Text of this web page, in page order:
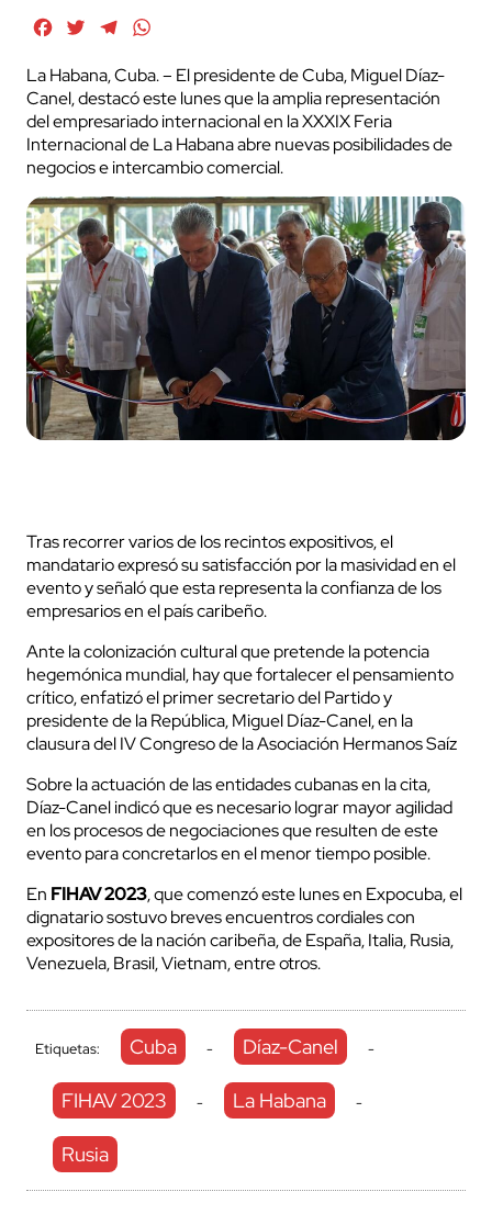
FacebookTwitterTelegram
La Habana, Cuba. – El presidente de Cuba, Miguel Díaz-
Canel, destacó este lunes que la amplia representación
del empresariado internacional en la XXXIX Feria
Internacional de La Habana abre nuevas posibilidades de
negocios e intercambio comercial.
Tras recorrer varios de los recintos expositivos, el
mandatario expresó su satisfacción por la masividad en el
evento y señaló que esta representa la confianza de los
empresarios en el país caribeño.
Ante la colonización cultural que pretende la potencia
hegemónica mundial, hay que fortalecer el pensamiento
crítico, enfatizó el primer secretario del Partido y
presidente de la República, Miguel Díaz-Canel, en la
clausura del IV Congreso de la Asociación Hermanos Saíz
Sobre la actuación de las entidades cubanas en la cita,
Díaz-Canel indicó que es necesario lograr mayor agilidad
en los procesos de negociaciones que resulten de este
evento para concretarlos en el menor tiempo posible.
En FIHAV 2023, que comenzó este lunes en Expocuba, el
dignatario sostuvo breves encuentros cordiales con
expositores de la nación caribeña, de España, Italia, Rusia,
Venezuela, Brasil, Vietnam, entre otros.
Etiquetas: Cuba - Díaz-Canel -
FIHAV 2023 - La Habana -
Rusia